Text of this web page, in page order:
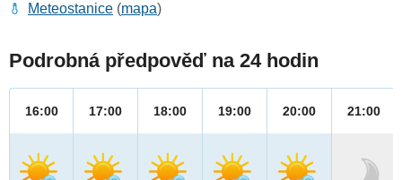
Meteostanice (mapa)
Podrobná předpověď na 24 hodin
16:00 17:00 18:00 19:00 20:00 21:00